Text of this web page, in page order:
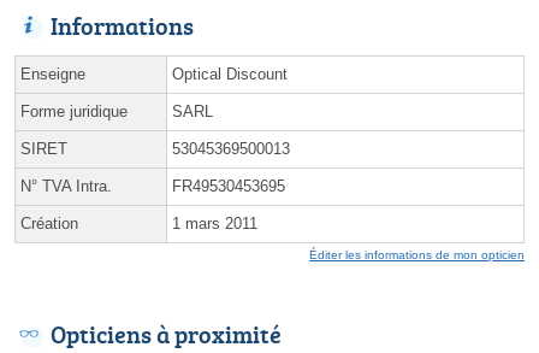
Informations
Enseigne Optical Discount
Forme juridique SARL
SIRET 53045369500013
N° TVA Intra. FR49530453695
Création 1 mars 2011
Éditer les informations de mon opticien
Opticiens à proximité